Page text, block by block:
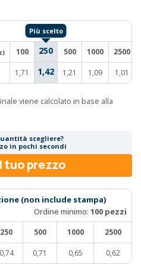
) 100 250 500 1000 2500
1,71 1,42 1,21 1,09 1,01
viene calcolato in base alla
scegliere?
in pochi secondi
tuo prezzo
(non include stampa)
Ordine minimo: 100 pezzi
250 500 1000 2500
0,74 0,71 0,65 0,62